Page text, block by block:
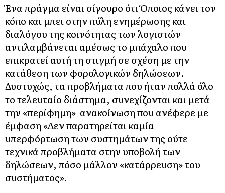
Ένα πράγμα είναι σίγουρο ότι Όποιος κάνει τον
κόπο και μπει στην πύλη ενημέρωσης και
διαλόγου της κοινότητας των λογιστών
αντιλαμβάνεται αμέσως το μπάχαλο που
επικρατεί αυτή τη στιγμή σε σχέση με την
κατάθεση των φορολογικών δηλώσεων.
Δυστυχώς, τα προβλήματα που ήταν πολλά όλο
το τελευταίο διάστημα, συνεχίζονται και μετά
την «περίφημη» ανακοίνωση που ανέφερε με
έμφαση «Δεν παρατηρείται καμία
υπερφόρτωση των συστημάτων της ούτε
τεχνικά προβλήματα στην υποβολή των
δηλώσεων, πόσο μάλλον «κατάρρευση» του
συστήματος».